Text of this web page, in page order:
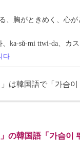
、胸がときめく、心
、ka-sŭ-mi ttwi-da、カ
다
は韓国語で「가슴이
の韓国語「가슴이